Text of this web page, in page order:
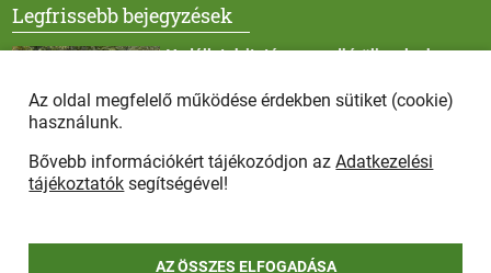
Legfrissebb bejegyzések
Vadállatok itatása a rendkívüli melegben
Afrikai sertéspestis - kérések a lakosság felé
Az oldal megfelelő működése érdekben sütiket (cookie)
használunk.
Bővebb információkért tájékozódjon azAdatkezelési
tájékoztatók segítségével!
AZ ÖSSZES ELFOGADÁSA